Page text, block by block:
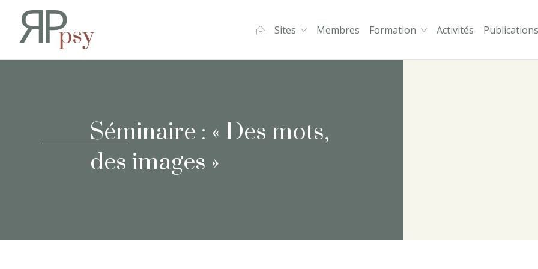
Recherches en Psychopathologie et
Sites Membres Formation Activités Publications
Séminaire : « Des mots,
des images »